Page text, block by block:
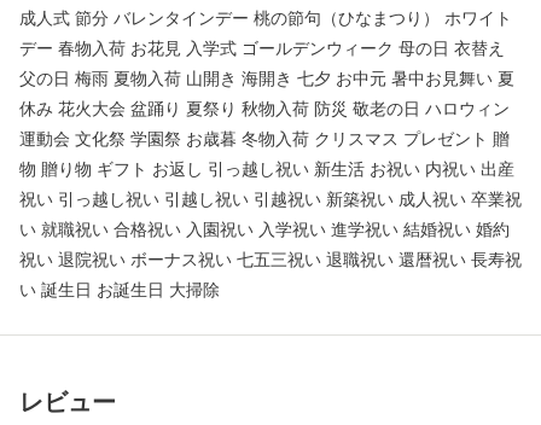
成人式 節分 バレンタインデー 桃の節句（ひなまつり） ホワイト
デー 春物入荷 お花見 入学式 ゴールデンウィーク 母の日 衣替え
父の日 梅雨 夏物入荷 山開き 海開き 七夕 お中元 暑中お見舞い 夏
休み 花火大会 盆踊り 夏祭り 秋物入荷 防災 敬老の日 ハロウィン
運動会 文化祭 学園祭 お歳暮 冬物入荷 クリスマス プレゼント 贈
物 贈り物 ギフト お返し 引っ越し祝い 新生活 お祝い 内祝い 出産
祝い 引っ越し祝い 引越し祝い 引越祝い 新築祝い 成人祝い 卒業祝
い 就職祝い 合格祝い 入園祝い 入学祝い 進学祝い 結婚祝い 婚約
祝い 退院祝い ボーナス祝い 七五三祝い 退職祝い 還暦祝い 長寿祝
い 誕生日 お誕生日 大掃除
レビュー